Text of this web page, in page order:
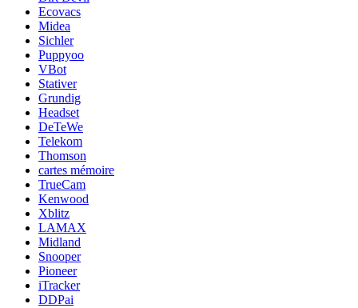
Ecovacs
Midea
Sichler
Puppyoo
VBot
Stativer
Grundig
Headset
DeTeWe
Telekom
Thomson
cartes mémoire
TrueCam
Kenwood
Xblitz
LAMAX
Midland
Snooper
Pioneer
iTracker
DDPai